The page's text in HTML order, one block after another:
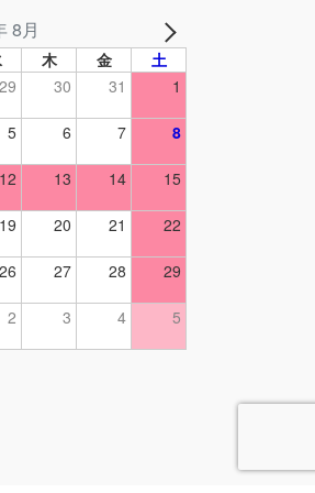
8月
木 金
土
29 30 31 1
5 6 7 8
12 13 14 15
19 20 21 22
26 27 28 29
2 3 4 5